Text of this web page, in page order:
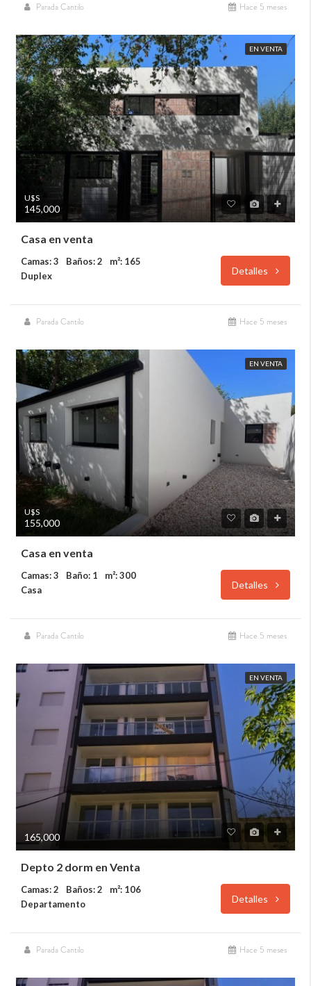
Parada Cantilo Hace 5 meses
EN VENTA
U$S
145,000
Casa en venta
Camas: 3 Baños: 2
m²: 165
Duplex
Detalles
Parada Cantilo Hace 5 meses
EN VENTA
U$S
155,000
Casa en venta
Camas: 3 Baño: 1
m²: 300
Casa
Detalles
Parada Cantilo Hace 5 meses
EN VENTA
165,000
Depto 2 dorm en Venta
Camas: 2 Baños: 2
m²: 106
Departamento
Detalles
Parada Cantilo Hace 5 meses